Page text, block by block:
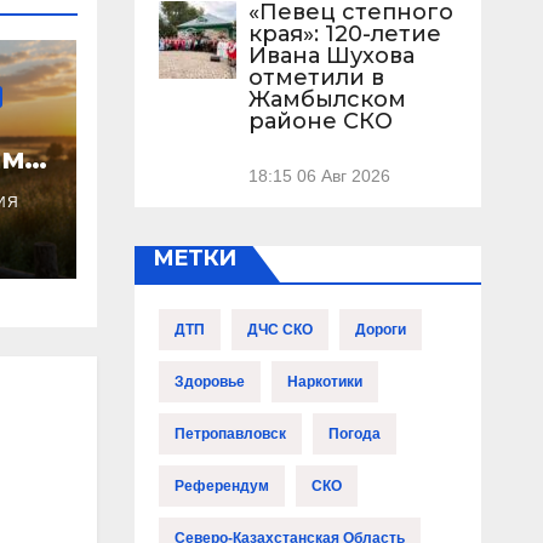
«Певец степного
края»: 120-летие
Ивана Шухова
отметили в
Жамбылском
районе СКО
18:15 06 Авг 2026
МЕТКИ
ДТП ДЧС СКО Дороги
Здоровье Наркотики
Петропавловск Погода
Референдум СКО
Северо-Казахстанская Область